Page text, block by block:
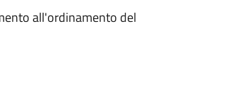
all'ordinamento del